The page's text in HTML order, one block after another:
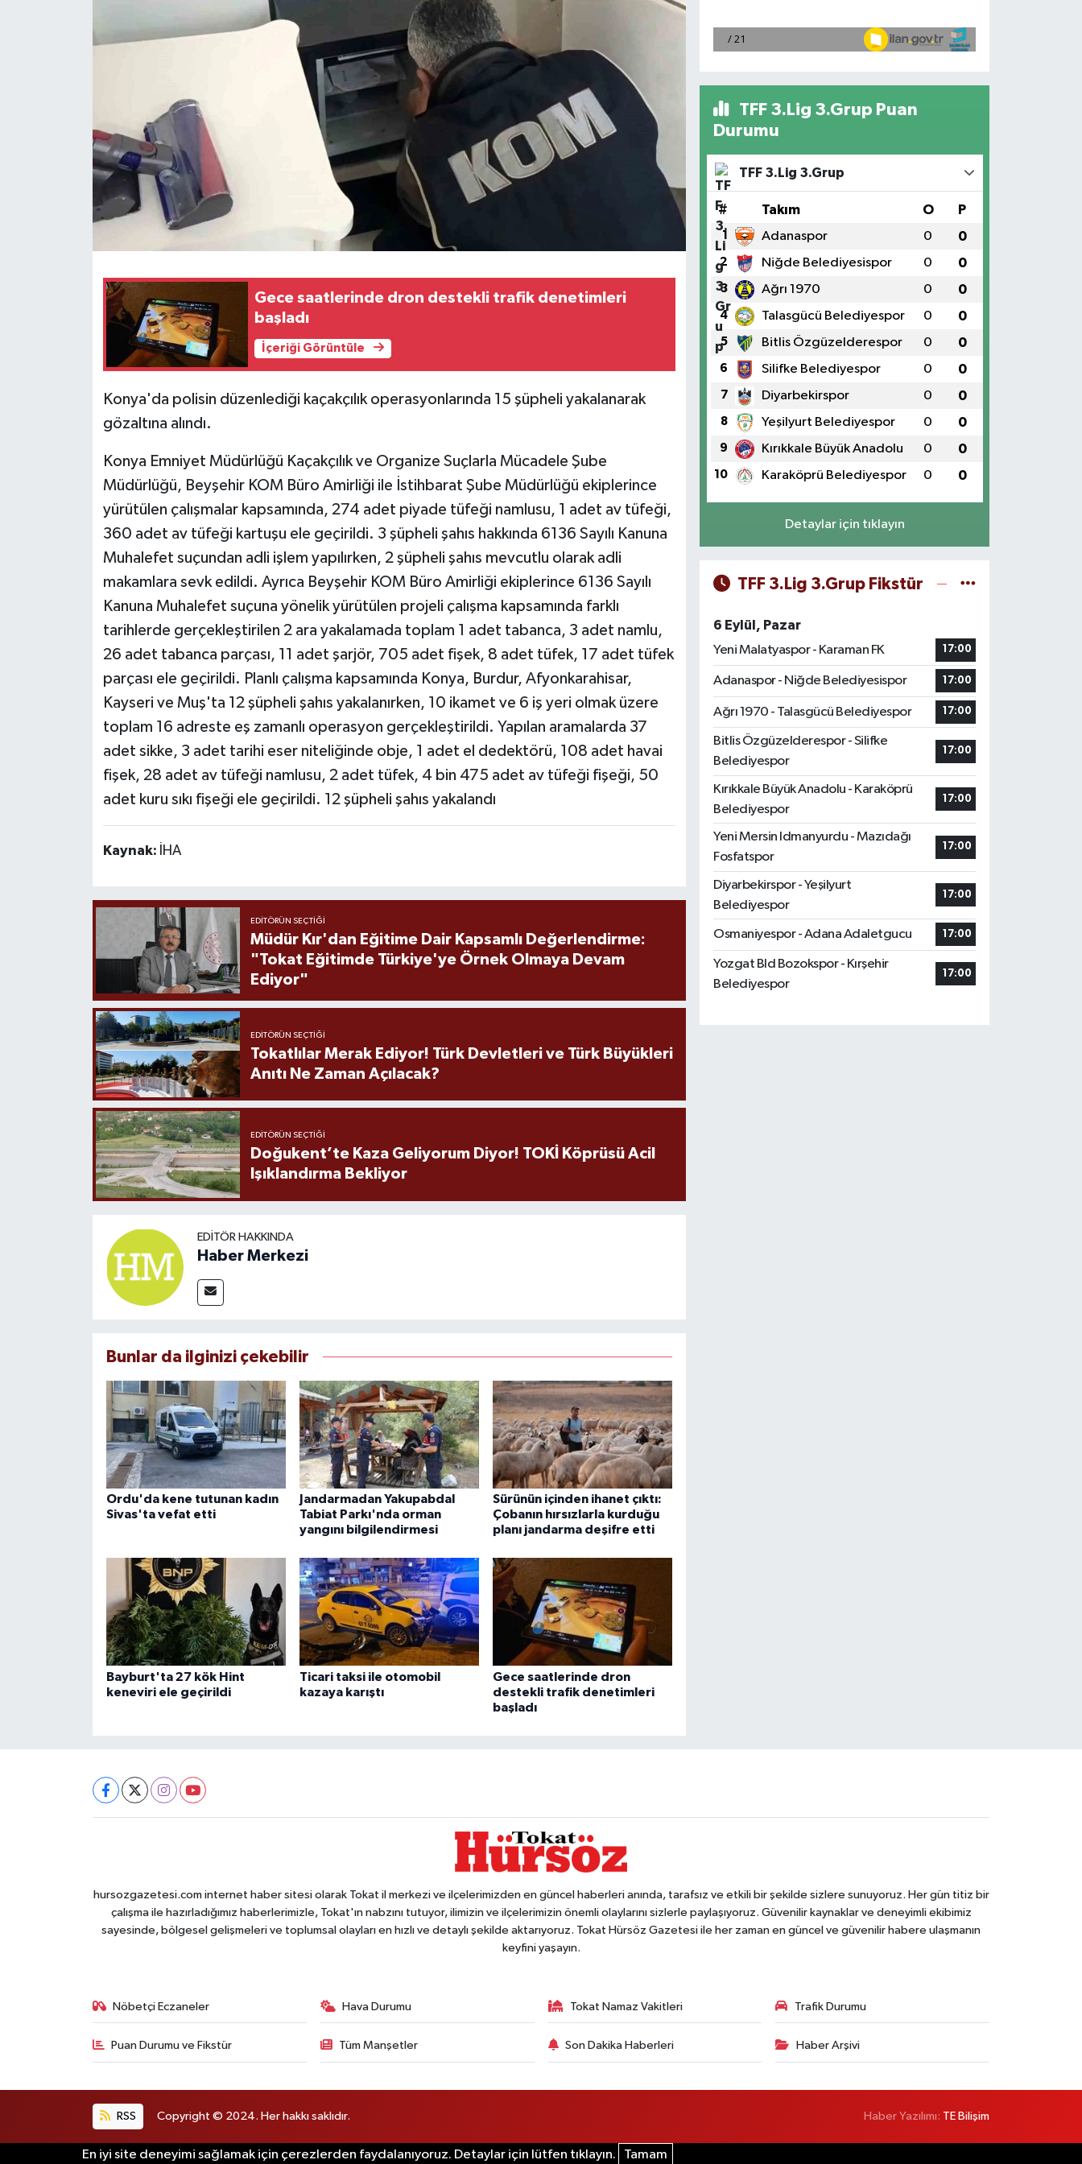
Gece saatlerinde dron destekli trafik denetimleri
başladı
İçeriği Görüntüle
Konya'da polisin düzenlediği kaçakçılık operasyonlarında 15 şüpheli yakalanarak
gözaltına alındı.
Konya Emniyet Müdürlüğü Kaçakçılık ve Organize Suçlarla Mücadele Şube
Müdürlüğü, Beyşehir KOM Büro Amirliği ile İstihbarat Şube Müdürlüğü ekiplerince
yürütülen çalışmalar kapsamında, 274 adet piyade tüfeği namlusu, 1 adet av tüfeği,
360 adet av tüfeği kartuşu ele geçirildi. 3 şüpheli şahıs hakkında 6136 Sayılı Kanuna
Muhalefet suçundan adli işlem yapılırken, 2 şüpheli şahıs mevcutlu olarak adli
makamlara sevk edildi. Ayrıca Beyşehir KOM Büro Amirliği ekiplerince 6136 Sayılı
Kanuna Muhalefet suçuna yönelik yürütülen projeli çalışma kapsamında farklı
tarihlerde gerçekleştirilen 2 ara yakalamada toplam 1 adet tabanca, 3 adet namlu,
26 adet tabanca parçası, 11 adet şarjör, 705 adet fişek, 8 adet tüfek, 17 adet tüfek
parçası ele geçirildi. Planlı çalışma kapsamında Konya, Burdur, Afyonkarahisar,
Kayseri ve Muş'ta 12 şüpheli şahıs yakalanırken, 10 ikamet ve 6 iş yeri olmak üzere
toplam 16 adreste eş zamanlı operasyon gerçekleştirildi. Yapılan aramalarda 37
adet sikke, 3 adet tarihi eser niteliğinde obje, 1 adet el dedektörü, 108 adet havai
fişek, 28 adet av tüfeği namlusu, 2 adet tüfek, 4 bin 475 adet av tüfeği fişeği, 50
adet kuru sıkı fişeği ele geçirildi. 12 şüpheli şahıs yakalandı
Kaynak: İHA
EDITÖRÜN SEÇTIĞI
Müdür Kır'dan Eğitime Dair Kapsamlı Değerlendirme:
"Tokat Eğitimde Türkiye'ye Örnek Olmaya Devam
Ediyor"
EDITÖRÜN SEÇTIĞI
Tokatlılar Merak Ediyor! Türk Devletleri ve Türk Büyükleri
Anıtı Ne Zaman Açılacak?
EDITÖRÜN SEÇTIĞI
Doğukent’te Kaza Geliyorum Diyor! TOKİ Köprüsü Acil
Işıklandırma Bekliyor
EDITÖR HAKKINDA
Haber Merkezi
Bunlar da ilginizi çekebilir
Ordu'da kene tutunan kadın
Sivas'ta vefat etti
Jandarmadan Yakupabdal
Tabiat Parkı'nda orman
yangını bilgilendirmesi
Sürünün içinden ihanet çıktı:
Çobanın hırsızlarla kurduğu
planı jandarma deşifre etti
Bayburt'ta 27 kök Hint
keneviri ele geçirildi
Ticari taksi ile otomobil
kazaya karıştı
Gece saatlerinde dron
destekli trafik denetimleri
başladı
TFF 3.Lig 3.Grup Puan
Durumu
TFF 3.Lig 3.Grup
# Takım O P
1 Adanaspor 0 0
2 Niğde Belediyesispor 0 0
3 Ağrı 1970 0 0
4 Talasgücü Belediyespor 0 0
5 Bitlis Özgüzelderespor 0 0
6 Silifke Belediyespor 0 0
7 Diyarbekirspor 0 0
8 Yeşilyurt Belediyespor 0 0
9 Kırıkkale Büyük Anadolu 0 0
10 Karaköprü Belediyespor 0 0
Detaylar için tıklayın
TFF 3.Lig 3.Grup Fikstür
6 Eylül, Pazar
Yeni Malatyaspor - Karaman FK
17:00
Adanaspor - Niğde Belediyesispor 17:00
Ağrı 1970 - Talasgücü Belediyespor 17:00
Bitlis Özgüzelderespor - Silifke
Belediyespor
17:00
Kırıkkale Büyük Anadolu - Karaköprü
Belediyespor
17:00
Yeni Mersin Idmanyurdu - Mazıdağı
Fosfatspor
17:00
Diyarbekirspor - Yeşilyurt
Belediyespor
17:00
Osmaniyespor - Adana Adaletgucu 17:00
Yozgat Bld Bozokspor - Kırşehir
Belediyespor
17:00
hursozgazetesi.com internet haber sitesi olarak Tokat il merkezi ve ilçelerimizden en güncel haberleri anında, tarafsız ve etkili bir şekilde sizlere sunuyoruz. Her gün titiz bir
çalışma ile hazırladığımız haberlerimizle, Tokat'ın nabzını tutuyor, ilimizin ve ilçelerimizin önemli olaylarını sizlerle paylaşıyoruz. Güvenilir kaynaklar ve deneyimli ekibimiz
sayesinde, bölgesel gelişmeleri ve toplumsal olayları en hızlı ve detaylı şekilde aktarıyoruz. Tokat Hürsöz Gazetesi ile her zaman en güncel ve güvenilir habere ulaşmanın
keyfini yaşayın.
Nöbetçi Eczaneler Hava Durumu Tokat Namaz Vakitleri Trafik Durumu
Puan Durumu ve Fikstür Tüm Manşetler Son Dakika Haberleri Haber Arşivi
RSS Copyright © 2024. Her hakkı saklıdır. Haber Yazılımı: TE Bilişim
En iyi site deneyimi sağlamak için çerezlerden faydalanıyoruz. Detaylar için lütfen tıklayın. Tamam
Ekonomi